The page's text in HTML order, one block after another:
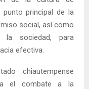
principal de la
social, así como
sociedad, para
efectiva.
chiautempense
el combate a la